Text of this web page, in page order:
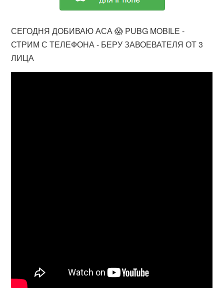
СЕГОДНЯ ДОБИВАЮ АСА 😱 PUBG MOBILE -
СТРИМ С ТЕЛЕФОНА - БЕРУ ЗАВОЕВАТЕЛЯ ОТ 3
ЛИЦА